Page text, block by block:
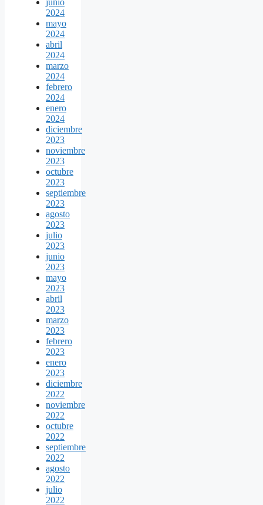
junio
2024
mayo
2024
abril
2024
marzo
2024
febrero
2024
enero
2024
diciembre
2023
noviembre
2023
octubre
2023
septiembre
2023
agosto
2023
julio
2023
junio
2023
mayo
2023
abril
2023
marzo
2023
febrero
2023
enero
2023
diciembre
2022
noviembre
2022
octubre
2022
septiembre
2022
agosto
2022
julio
2022